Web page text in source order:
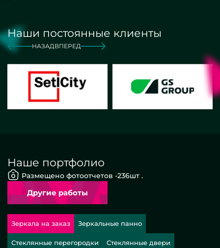
Наши постоянные клиенты
НАЗАДВПЕРЕД
Наше портфолио
Размещено фотоотчетов -236шт .
Другие работы
Зеркала на заказ Зеркальные панно
Стеклянные перегородки Стеклянные двери